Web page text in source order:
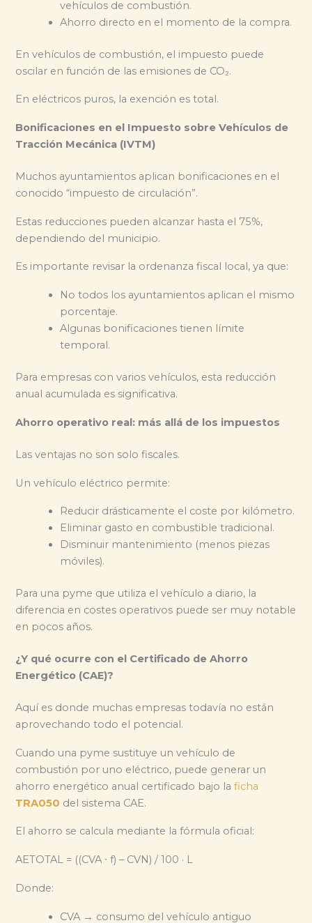
vehículos de combustión.
Ahorro directo en el momento de la compra.
En vehículos de combustión, el impuesto puede
oscilar en función de las emisiones de CO₂.
En eléctricos puros, la exención es total.
Bonificaciones en el Impuesto sobre Vehículos de
Tracción Mecánica (IVTM)
Muchos ayuntamientos aplican bonificaciones en el
conocido “impuesto de circulación”.
Estas reducciones pueden alcanzar hasta el 75%,
dependiendo del municipio.
Es importante revisar la ordenanza fiscal local, ya que:
No todos los ayuntamientos aplican el mismo
porcentaje.
Algunas bonificaciones tienen límite
temporal.
Para empresas con varios vehículos, esta reducción
anual acumulada es significativa.
Ahorro operativo real: más allá de los impuestos
Las ventajas no son solo fiscales.
Un vehículo eléctrico permite:
Reducir drásticamente el coste por kilómetro.
Eliminar gasto en combustible tradicional.
Disminuir mantenimiento (menos piezas
móviles).
Para una pyme que utiliza el vehículo a diario, la
diferencia en costes operativos puede ser muy notable
en pocos años.
¿Y qué ocurre con el Certificado de Ahorro
Energético (CAE)?
Aquí es donde muchas empresas todavía no están
aprovechando todo el potencial.
Cuando una pyme sustituye un vehículo de
combustión por uno eléctrico, puede generar un
ahorro energético anual certificado bajo laficha
TRA050 del sistema CAE.
El ahorro se calcula mediante la fórmula oficial:
AETOTAL = ((CVA ∙ f) – CVN) / 100 · L
Donde:
CVA → consumo del vehículo antiguo